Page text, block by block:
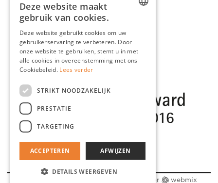
door webmix
ENGLISH
FRENCH
Deze website maakt
gebruik van cookies.
Deze website gebruikt cookies om uw
gebruikerservaring te verbeteren. Door
onze website te gebruiken, stemt u in met
alle cookies in overeenstemming met ons
Cookiebeleid. Lees verder
STRIKT NOODZAKELIJK
PRESTATIE
TARGETING
ACCEPTEREN AFWIJZEN
DETAILS WEERGEVEN